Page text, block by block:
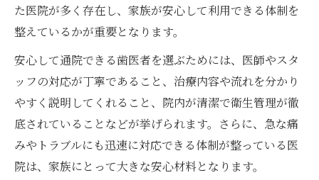
小児歯科専門医一覧の活用と見方を紹介
継続しやすい小児歯科治療の秘訣
無理なく通える歯医者の選び方とポイント
小児歯科の治療継続を支える院内環境とは
予約の取りやすさが継続通院のカギになる
歯医者とご家庭をつなぐサポート体制とは
キッズスペース充実の歯医者が持つ利点
た医院が多く存在し、家族が安心して利用できる体制を
整えているかが重要となります。
安心して通院できる歯医者を選ぶためには、医師やスタ
ッフの対応が丁寧であること、治療内容や流れを分かり
やすく説明してくれること、院内が清潔で衛生管理が徹
底されていることなどが挙げられます。さらに、急な痛
みやトラブルにも迅速に対応できる体制が整っている医
院は、家族にとって大きな安心材料となります。